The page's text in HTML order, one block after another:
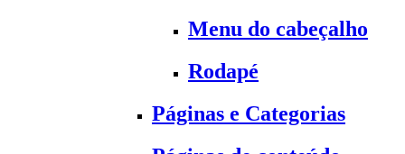
Menu do cabeçalho
Rodapé
Páginas e Categorias